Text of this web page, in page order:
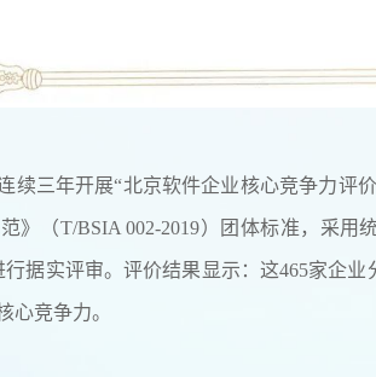
续三年开展“北京软件企业核心竞争力评
》（T/BSIA 002-2019）团体标准，采
据实评审。评价结果显示：这465家企
心竞争力。